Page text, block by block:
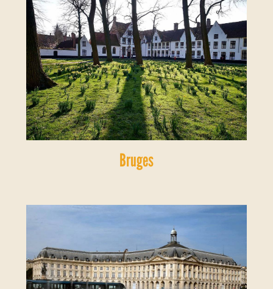
Bruges